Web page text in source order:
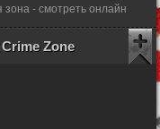
- смотреть онлайн
Zone